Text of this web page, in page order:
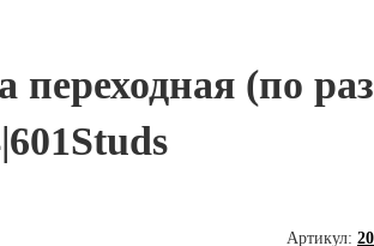
переходная (по
Артикул: